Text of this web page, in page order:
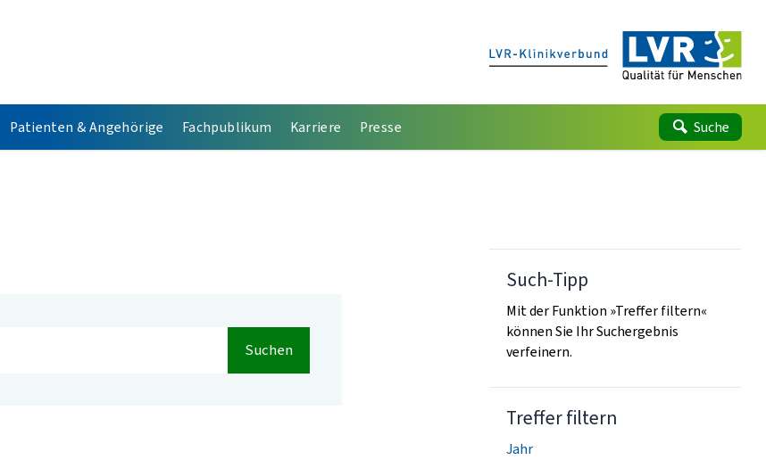
Patienten & Angehörige Fachpublikum Karriere Presse Suche
Suchen
Such-Tipp
Mit der Funktion »Treffer filtern«
können Sie Ihr Suchergebnis
verfeinern.
Treffer filtern
Jahr